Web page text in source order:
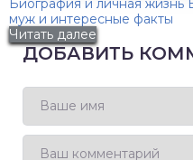
Биография и личная
муж и интересные факты
Читать далее
ДОБАВИТЬ